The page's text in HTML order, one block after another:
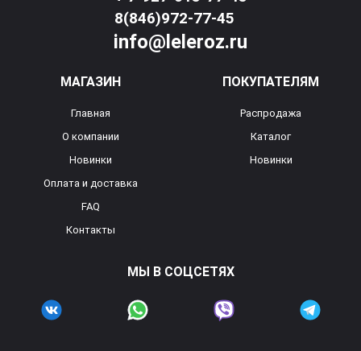
8(846)972-77-45
info@leleroz.ru
МАГАЗИН
Главная
О компании
Новинки
Оплата и доставка
FAQ
Контакты
ПОКУПАТЕЛЯМ
Распродажа
Каталог
Новинки
МЫ В СОЦСЕТЯХ